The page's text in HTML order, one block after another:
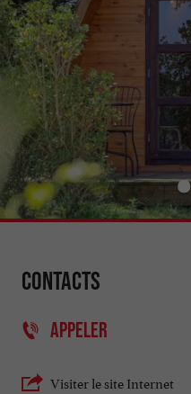
Contacts
APPELER
Visiter le site Internet